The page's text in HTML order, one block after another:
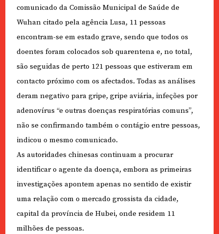
comunicado da Comissão Municipal de Saúde de
Wuhan citado pela agência Lusa, 11 pessoas
encontram-se em estado grave, sendo que todos os
doentes foram colocados sob quarentena e, no total,
são seguidas de perto 121 pessoas que estiveram em
contacto próximo com os afectados. Todas as análises
deram negativo para gripe, gripe aviária, infeções por
adenovírus “e outras doenças respiratórias comuns”,
não se confirmando também o contágio entre pessoas,
indicou o mesmo comunicado.
As autoridades chinesas continuam a procurar
identificar o agente da doença, embora as primeiras
investigações apontem apenas no sentido de existir
uma relação com o mercado grossista da cidade,
capital da província de Hubei, onde residem 11
milhões de pessoas.